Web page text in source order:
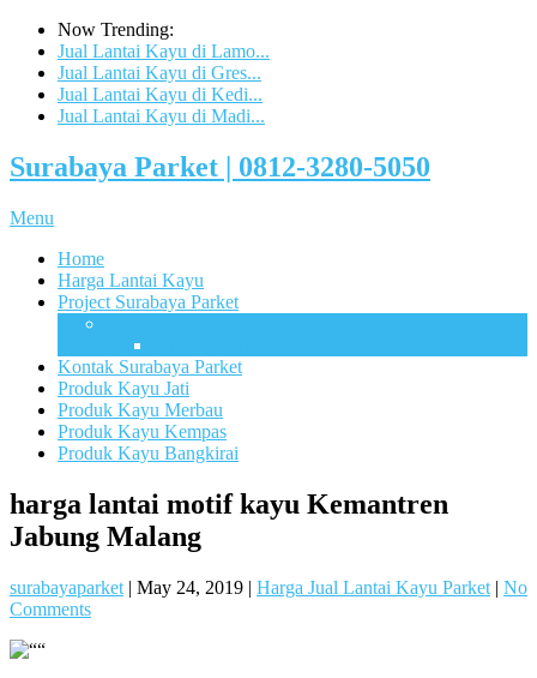
Now Trending:
Jual Lantai Kayu di Lamo...
Jual Lantai Kayu di Gres...
Jual Lantai Kayu di Kedi...
Jual Lantai Kayu di Madi...
Surabaya Parket | 0812-3280-5050
Menu
Home
Harga Lantai Kayu
Project Surabaya Parket
Kontak Surabaya Parket
Produk Kayu Jati
Produk Kayu Merbau
Produk Kayu Kempas
Produk Kayu Bangkirai
harga lantai motif kayu Kemantren
Jabung Malang
surabayaparket | May 24, 2019 | Harga Jual Lantai Kayu Parket | No
Comments